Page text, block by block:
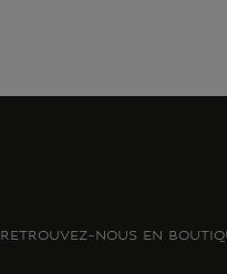
RETROUVEZ-NOUS EN